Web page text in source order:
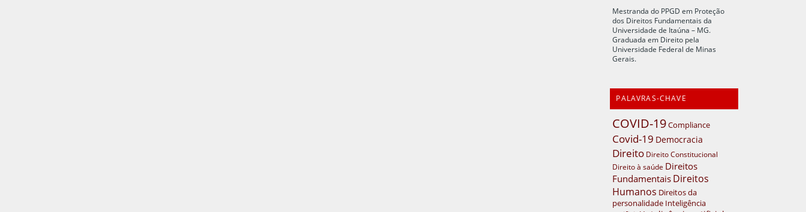
Mestranda do PPGD em Proteção
dos Direitos Fundamentais da
Universidade de Itaúna – MG.
Graduada em Direito pela
Universidade Federal de Minas
Gerais.
PALAVRAS-CHAVE
COVID-19Compliance
Covid-19 Democracia
Direito Direito Constitucional
Direito à saúde Direitos
Fundamentais Direitos
Humanos Direitos da
personalidade Inteligência